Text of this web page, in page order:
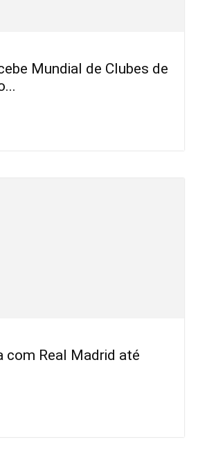
Mundial de Clubes de
com Real Madrid até